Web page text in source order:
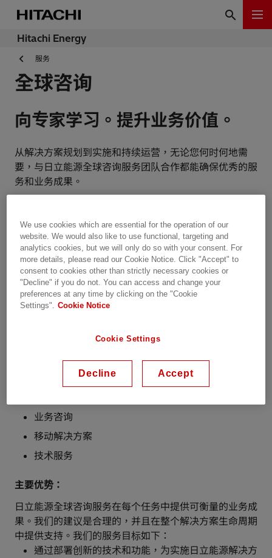
Hitachi Energy
服务
全球咨询
向专家学习。提升业务价值。
从解决方案规划到实施和持续运营，无论您何时何地需
要，与日立能源全球咨询服务团队合作都能确保优秀的服
务和业务成果。
知识。我们的顾问在资产密集型行业拥有丰富的经验，能
够将应用、IT 和行业特定知识独特地融合在一起，从企
业战略到车间运营，推动组织各个层面的提升。
主要服务：
全球咨询服务团队利用丰富的全球经验提高绩效，包括以
下方面的经验：
电子商务服务
系统升级评估
业务咨询
移动解决方案
技术服务
主要优势：
日立能源全球咨询服务在每个任务中提供可衡量的业务成
果。我们的建议是合理的，并且在整个解决方案生命周期
中提供支持。我们的服务目标如下：
通过部署创新的技术和功能，为实施日立能源解决方
We use cookies which are essential for the operation of our
website. We would also like to use functional, targeting and
analytics cookies, but we will only do so with your consent. For
more details, please read our Cookie Notice. Click "Accept" to
consent to cookies other than strictly necessary cookies or
"Decline" if you do not. You can access and change your
preferences at any time by clicking on the "Cookie
Settings". Cookie Notice
Cookie Settings
Decline Accept